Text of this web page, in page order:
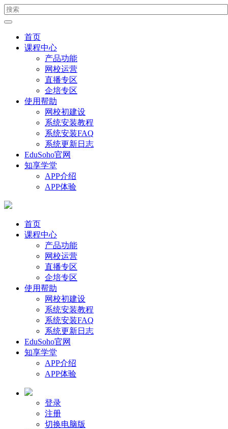
首页
课程中心
产品功能
网校运营
直播专区
企培专区
使用帮助
网校初建设
系统安装教程
系统安装FAQ
系统更新日志
EduSoho官网
知享学堂
APP介绍
APP体验
首页
课程中心
产品功能
网校运营
直播专区
企培专区
使用帮助
网校初建设
系统安装教程
系统安装FAQ
系统更新日志
EduSoho官网
知享学堂
APP介绍
APP体验
登录
注册
切换电脑版